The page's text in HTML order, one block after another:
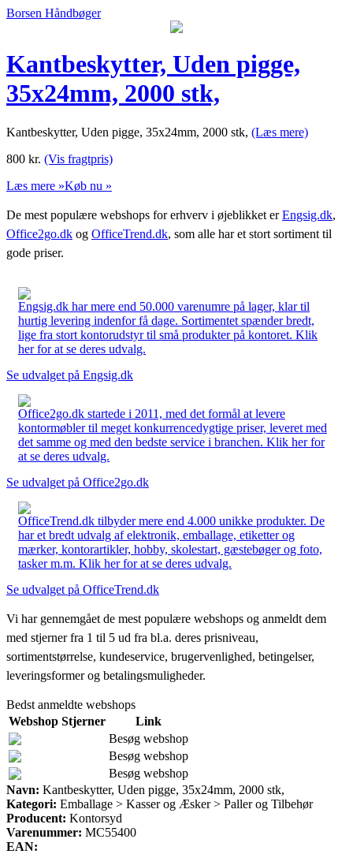
Borsen Håndbøger
Kantbeskytter, Uden pigge,
35x24mm, 2000 stk,
Kantbeskytter, Uden pigge, 35x24mm, 2000 stk, (Læs mere)
800 kr. (Vis fragtpris)
Læs mere »Køb nu »
De mest populære webshops for erhverv i øjeblikket erEngsig.dk,
Office2go.dk og OfficeTrend.dk, som alle har et stort sortiment til
gode priser.
Engsig.dk har mere end 50.000 varenumre på lager, klar til
hurtig levering indenfor få dage. Sortimentet spænder bredt,
lige fra stort kontorudstyr til små produkter på kontoret. Klik
her for at se deres udvalg.
Se udvalget på Engsig.dk
Office2go.dk startede i 2011, med det formål at levere
kontormøbler til meget konkurrencedygtige priser, leveret med
det samme og med den bedste service i branchen. Klik her for
at se deres udvalg.
Se udvalget på Office2go.dk
OfficeTrend.dk tilbyder mere end 4.000 unikke produkter. De
har et bredt udvalg af elektronik, emballage, etiketter og
mærker, kontorartikler, hobby, skolestart, gæstebøger og foto,
tasker m.m. Klik her for at se deres udvalg.
Se udvalget på OfficeTrend.dk
Vi har gennemgået de mest populære webshops og anmeldt dem
med stjerner fra 1 til 5 ud fra bl.a. deres prisniveau,
sortimentstørrelse, kundeservice, brugervenlighed, betingelser,
leveringsformer og betalingsmuligheder.
Bedst anmeldte webshops
Webshop Stjerner
Link
Besøg webshop
Besøg webshop
Besøg webshop
Navn: Kantbeskytter, Uden pigge, 35x24mm, 2000 stk,
Kategori: Emballage > Kasser og Æsker > Paller og Tilbehør
Producent: Kontorsyd
Varenummer: MC55400
EAN: